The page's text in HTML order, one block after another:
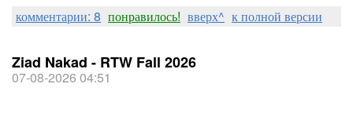
комментарии: 8 понравилось! вверх^ к полной версии
Ziad Nakad - RTW Fall 2026
07-08-2026 04:51